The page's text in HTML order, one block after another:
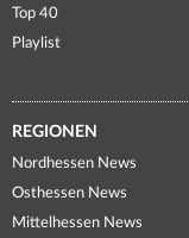
Top 40
Playlist
REGIONEN
Nordhessen News
Osthessen News
Mittelhessen News